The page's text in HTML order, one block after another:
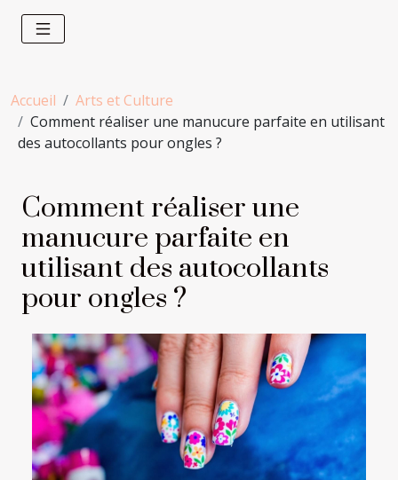
Accueil
Arts et Culture
Comment réaliser une manucure parfaite en utilisant
des autocollants pour ongles ?
Comment réaliser une
manucure parfaite en
utilisant des autocollants
pour ongles ?